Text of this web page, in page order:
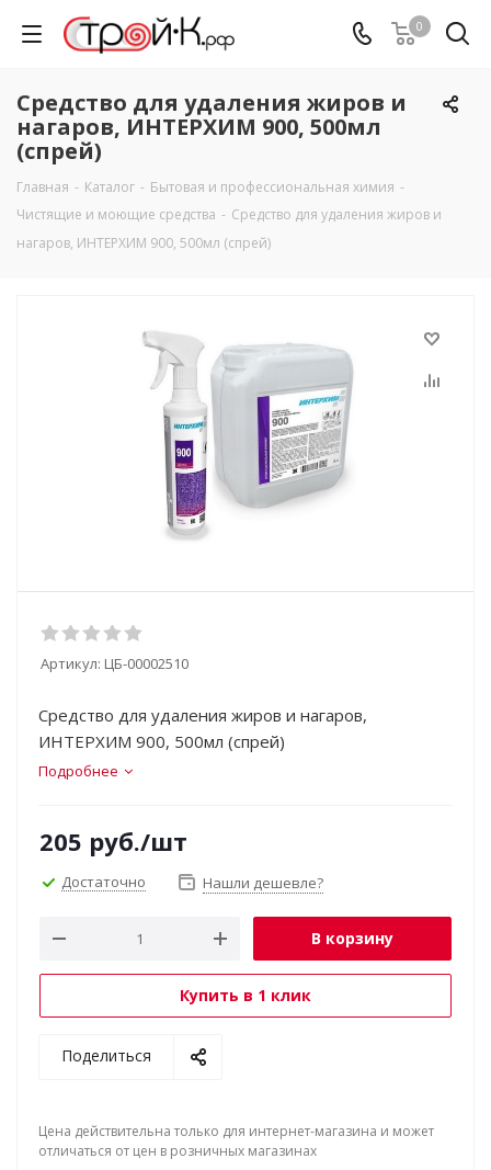
0
Средство для удаления жиров и
нагаров, ИНТЕРХИМ 900, 500мл
(спрей)
Главная - Каталог - Бытовая и профессиональная химия -
Чистящие и моющие средства - Средство для удаления жиров и
нагаров, ИНТЕРХИМ 900, 500мл (спрей)
Артикул: ЦБ-00002510
Средство для удаления жиров и нагаров,
ИНТЕРХИМ 900, 500мл (спрей)
Подробнее
205 руб./шт
Достаточно Нашли дешевле?
В корзину
Купить в 1 клик
Поделиться
Цена действительна только для интернет-магазина и может
отличаться от цен в розничных магазинах